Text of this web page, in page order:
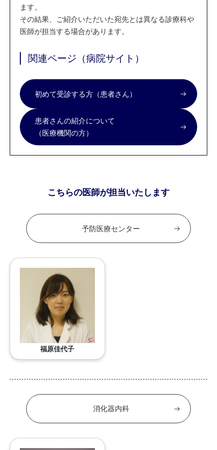
ます。
その結果、ご紹介いただいた宛先とは異なる診療科や
医師が担当する場合があります。
関連ページ（病院サイト）
初めて受診する方（患者さん）
患者さんの紹介について
（医療機関の方）
こちらの医師が担当いたします
予防医療センター
福原佳代子
消化器内科